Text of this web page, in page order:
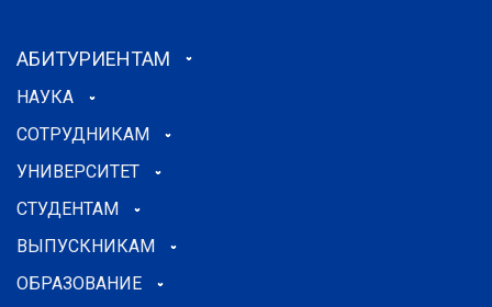
АБИТУРИЕНТАМ
НАУКА
СОТРУДНИКАМ
УНИВЕРСИТЕТ
СТУДЕНТАМ
ВЫПУСКНИКАМ
ОБРАЗОВАНИЕ